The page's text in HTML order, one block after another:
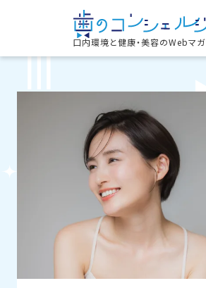
口内環境と健康・美容のWebマ